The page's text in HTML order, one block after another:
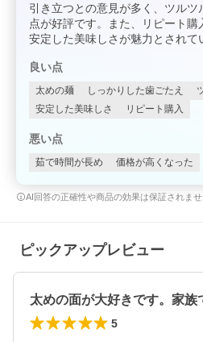
引き立つとの意見が多く、ツルツ
点が好評です。また、リピート購
安定した美味しさが魅力とされて
良い点
太めの麺 しっかりした歯ごたえ
安定した美味しさ
リピート購入
悪い点
茹で時間が長め 価格が高くなった
AI回答の正確性や商品の効果は保証されませ
ピックアップレビュー
5